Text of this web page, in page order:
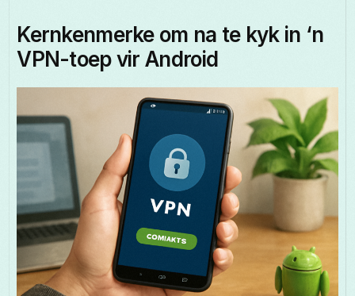
Kernkenmerke om na te kyk in ‘n
VPN-toep vir Android